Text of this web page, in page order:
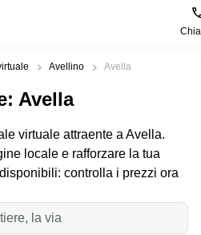
Avellino Avella
: Avella
virtuale attraente a Avella.
locale e rafforzare la tua
controlla i prezzi ora